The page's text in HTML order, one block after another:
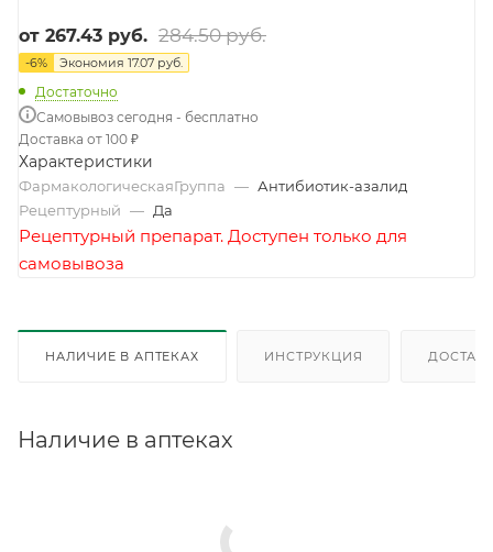
от 267.43 руб. 284.50 руб.
-6% Экономия 17.07 руб.
Достаточно
Самовывоз сегодня - бесплатно
Доставка от 100 ₽
Характеристики
ФармакологическаяГруппа — Антибиотик-азалид
Рецептурный — Да
Рецептурный препарат. Доступен только для
самовывоза
НАЛИЧИЕ В АПТЕКАХ ИНСТРУКЦИЯ
Наличие в аптеках